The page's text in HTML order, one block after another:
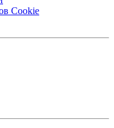
Cookie